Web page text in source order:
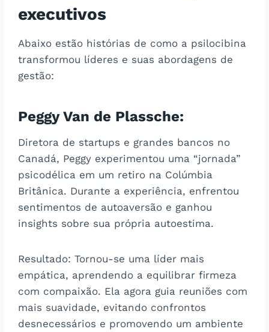
executivos
Abaixo estão histórias de como a psilocibina
transformou líderes e suas abordagens de
gestão:
Peggy Van de Plassche:
Diretora de startups e grandes bancos no
Canadá, Peggy experimentou uma “jornada”
psicodélica em um retiro na Colúmbia
Britânica. Durante a experiência, enfrentou
sentimentos de autoaversão e ganhou
insights sobre sua própria autoestima.
Resultado: Tornou-se uma líder mais
empática, aprendendo a equilibrar firmeza
com compaixão. Ela agora guia reuniões com
mais suavidade, evitando confrontos
desnecessários e promovendo um ambiente